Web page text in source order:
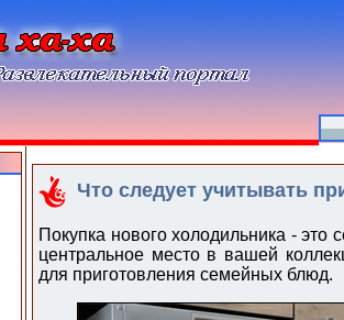
Что следует учитывать
Покупка нового холодильника - это
центральное место в вашей
для приготовления семейных блюд.